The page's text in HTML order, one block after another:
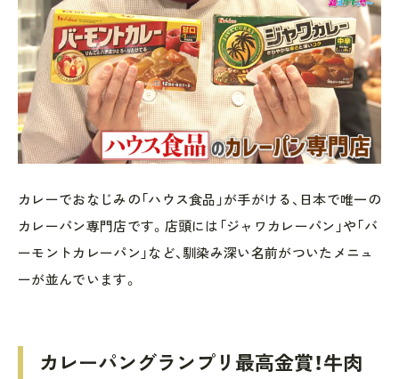
カレーでおなじみの「ハウス食品」が手がける、日本で唯一の
カレーパン専門店です。店頭には「ジャワカレーパン」や「バ
ーモントカレーパン」など、馴染み深い名前がついたメニュ
ーが並んでいます。
カレーパングランプリ最高金賞！牛肉